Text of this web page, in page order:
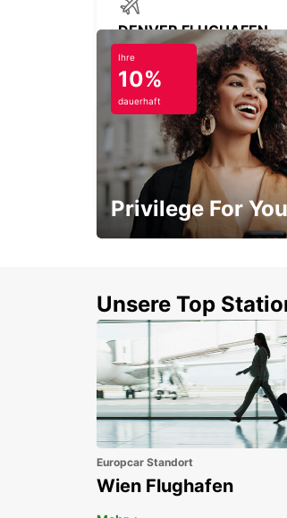
DENVER FLUGHAFEN
DENVER - UNITED STATES
TAMPA FLUGHAFEN
TAMPA - UNITED STATES
Ihre
10%
dauerhaft
Privilege For You
Unsere Top
Europcar Standort
Wien Flughafen